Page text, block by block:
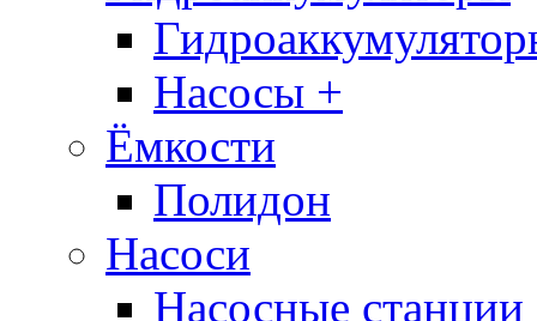
Насосы +
Ёмкости
Полидон
Насоси
Насосные станции